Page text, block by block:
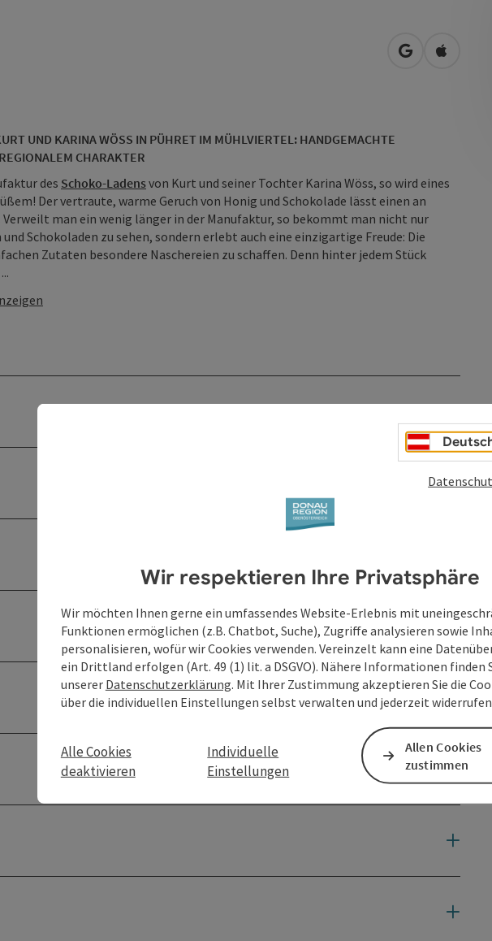
in Googlein Apple
UND KARINA WÖSS IN PÜHRET IM MÜHLVIERTEL: HANDGEMACHTE
CHARAKTER
des Schoko-Ladensvon Kurt und seiner Tochter Karina Wöss, so wird eines
Der vertraute, warme Geruch von Honig und Schokolade lässt einen an
Verweilt man ein wenig länger in der Manufaktur, so bekommt man nicht nur
Schokoladen zu sehen, sondern erlebt auch eine einzigartige Freude: Die
Zutaten besondere Naschereien zu schaffen. Denn hinter jedem Stück
Wir respektieren Ihre Privatsphäre
Wir möchten Ihnen gerne ein umfassendes Website-Erlebnis mit
Funktionen ermöglichen (z.B. Chatbot, Suche), Zugriffe analysieren sowie
personalisieren, wofür wir Cookies verwenden. Vereinzelt kann eine
ein Drittland erfolgen (Art. 49 (1) lit. a DSGVO). Nähere Informationen finden
unserer Datenschutzerklärung. Mit Ihrer Zustimmung akzeptieren Sie die
über die individuellen Einstellungen selbst verwalten und jederzeit
Alle Cookies
deaktivieren
Individuelle
Einstellungen
Allen Cookies
zustimmen